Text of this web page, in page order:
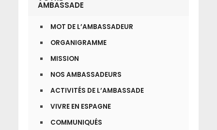
AMBASSADE
MOT DE L’AMBASSADEUR
ORGANIGRAMME
MISSION
NOS AMBASSADEURS
ACTIVITÉS DE L’AMBASSADE
VIVRE EN ESPAGNE
COMMUNIQUÉS